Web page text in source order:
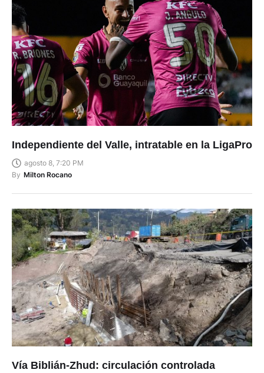
Independiente del Valle, intratable en la LigaPro
agosto 8, 7:20 PM
By Milton Rocano
Vía Biblián-Zhud: circulación controlada